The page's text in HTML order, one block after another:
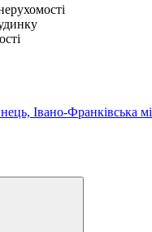
Івано-Франківська